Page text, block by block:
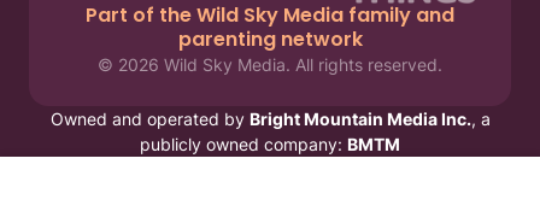
Part of the Wild Sky Media family and
parenting network
© 2026 Wild Sky Media. All rights reserved.
Owned and operated by Bright Mountain Media Inc., a
publicly owned company: BMTM